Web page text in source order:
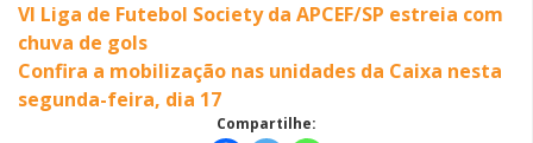
VI Liga de Futebol Society da APCEF/SP estreia com
chuva de gols
Confira a mobilização nas unidades da Caixa nesta
segunda-feira, dia 17
Compartilhe: